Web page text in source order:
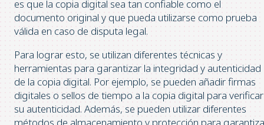
es que la copia digital sea tan confiable como el
documento original y que pueda utilizarse como prueba
válida en caso de disputa legal.
Para lograr esto, se utilizan diferentes técnicas y
herramientas para garantizar la integridad y autenticidad
de la copia digital. Por ejemplo, se pueden añadir firmas
digitales o sellos de tiempo a la copia digital para verificar
su autenticidad. Además, se pueden utilizar diferentes
métodos de almacenamiento y protección para